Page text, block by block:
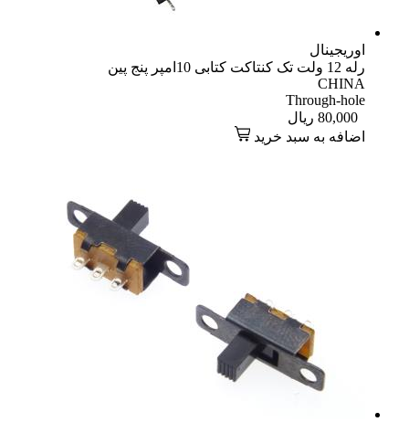
اوریجینال
رله 12 ولت تک کنتاکت کتابی 10امپر پنج پین
CHINA
Through-hole
80,000 ریال
اضافه به سبد خرید